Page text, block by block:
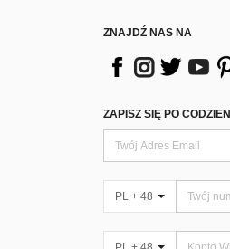
ZNAJDŹ NAS NA
ZAPISZ SIĘ PO
PL + 48